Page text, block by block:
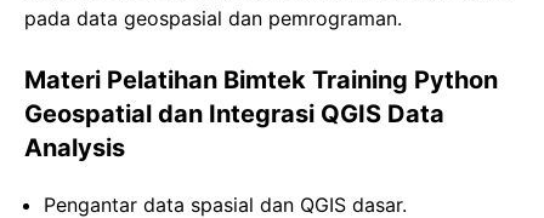
pada data geospasial dan pemrograman.
Materi Pelatihan Bimtek Training Python
Geospatial dan Integrasi QGIS Data
Analysis
Pengantar data spasial dan QGIS dasar.